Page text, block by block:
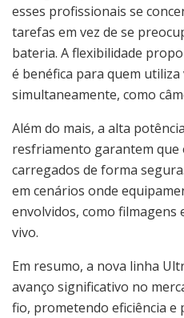
esses profissionais se
tarefas em vez de se
bateria. A flexibilidade
é benéfica para quem
simultaneamente, como
Além do mais, a alta
resfriamento garantem que
carregados de forma
em cenários onde
envolvidos, como filmagens
vivo.
Em resumo, a nova linha
avanço significativo no
fio, prometendo eficiência e